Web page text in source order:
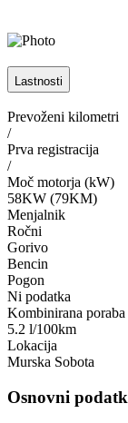
Lastnosti
Prevoženi kilometri
/
Prva registracija
/
Moč motorja (kW)
58KW (79KM)
Menjalnik
Ročni
Gorivo
Bencin
Pogon
Ni podatka
Kombinirana poraba
5.2 l/100km
Lokacija
Murska Sobota
Osnovni